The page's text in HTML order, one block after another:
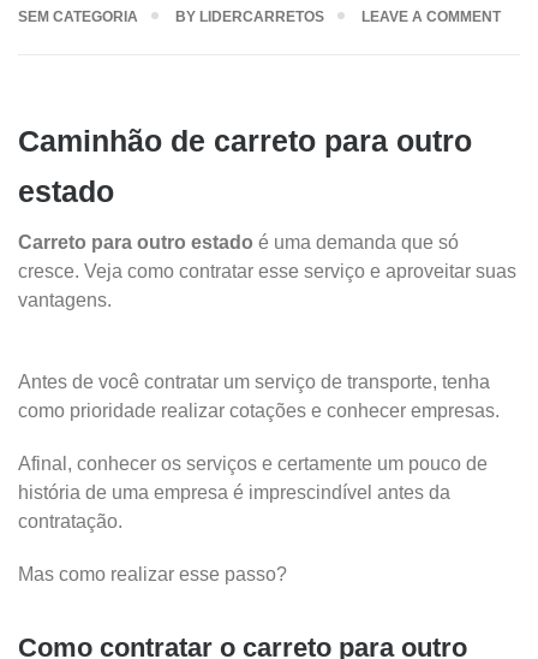
SEM CATEGORIA BY LIDERCARRETOS LEAVE A COMMENT
Caminhão de carreto para outro
estado
Carreto para outro estado é uma demanda que só
cresce. Veja como contratar esse serviço e aproveitar suas
vantagens.
Antes de você contratar um serviço de transporte, tenha
como prioridade realizar cotações e conhecer empresas.
Afinal, conhecer os serviços e certamente um pouco de
história de uma empresa é imprescindível antes da
contratação.
Mas como realizar esse passo?
Como contratar o carreto para outro